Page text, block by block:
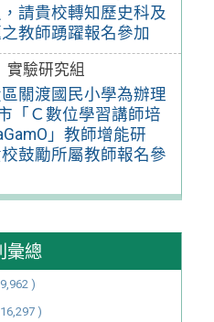
請貴校轉知歷史科及
教師踴躍報名參加
實驗研究組
關渡國民小學為辦理
「Ｃ數位學習講師培
」教師增能研
鼓勵所屬教師報名參
彙總
)
)